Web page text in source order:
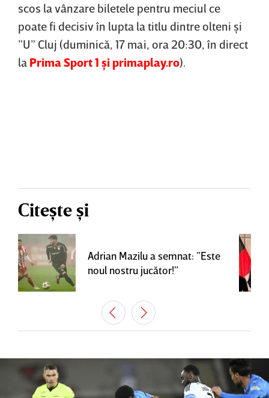
scos la vânzare biletele pentru meciul ce
poate fi decisiv în lupta la titlu dintre olteni şi
”U” Cluj (duminică, 17 mai, ora 20:30, în direct
la Prima Sport 1 şi primaplay.ro).
Citește și
Adrian Mazilu a semnat: ”Este
noul nostru jucător!”